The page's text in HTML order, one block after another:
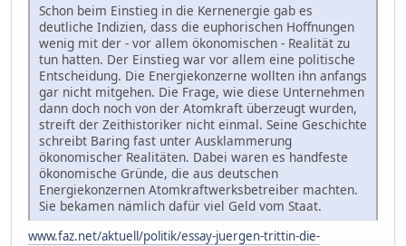
Schon beim Einstieg in die Kernenergie gab es
deutliche Indizien, dass die euphorischen Hoffnungen
wenig mit der - vor allem ökonomischen - Realität zu
tun hatten. Der Einstieg war vor allem eine politische
Entscheidung. Die Energiekonzerne wollten ihn anfangs
gar nicht mitgehen. Die Frage, wie diese Unternehmen
dann doch noch von der Atomkraft überzeugt wurden,
streift der Zeithistoriker nicht einmal. Seine Geschichte
schreibt Baring fast unter Ausklammerung
ökonomischer Realitäten. Dabei waren es handfeste
ökonomische Gründe, die aus deutschen
Energiekonzernen Atomkraftwerksbetreiber machten.
Sie bekamen nämlich dafür viel Geld vom Staat.
www.faz.net/aktuell/politik/essay-juergen-trittin-die-